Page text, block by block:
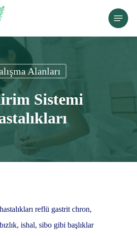
Menu
Alanları
Sistemi
reflü gastrit chron,
ishal, sibo gibi başlıklar